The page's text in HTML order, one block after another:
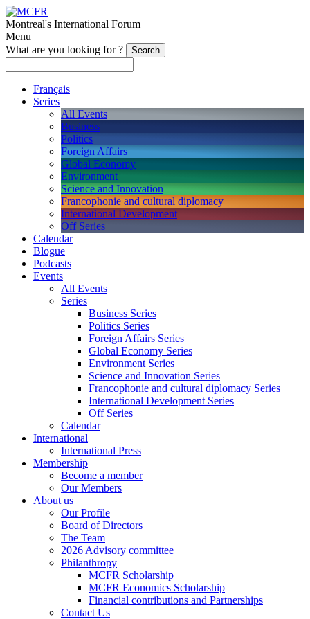
Montreal's International Forum
Menu
What are you looking for ?
Français
Series
All Events
Business
Politics
Foreign Affairs
Global Economy
Environment
Science and Innovation
Francophonie and cultural diplomacy
International Development
Off Series
Calendar
Blogue
Podcasts
Events
All Events
Series
Business Series
Politics Series
Foreign Affairs Series
Global Economy Series
Environment Series
Science and Innovation Series
Francophonie and cultural diplomacy Series
International Development Series
Off Series
Calendar
International
International Press
Membership
Become a member
Our Members
About us
Our Profile
Board of Directors
The Team
2026 Advisory committee
Philanthropy
MCFR Scholarship
MCFR Economics Scholarship
Financial contributions and Partnerships
Contact Us